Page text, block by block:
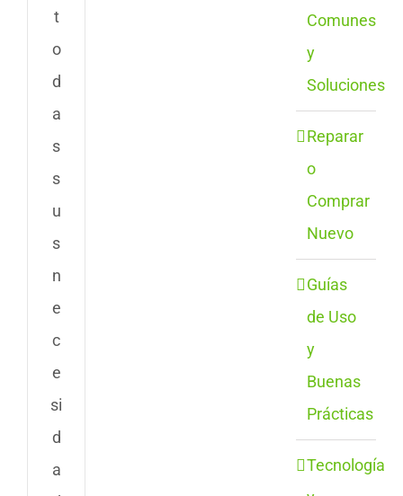
t
o
d
a
s
s
u
s
n
e
c
e
si
d
a
Comunes
y
Soluciones
Reparar
o
Comprar
Nuevo
Guías
de Uso
y
Buenas
Prácticas
Tecnología